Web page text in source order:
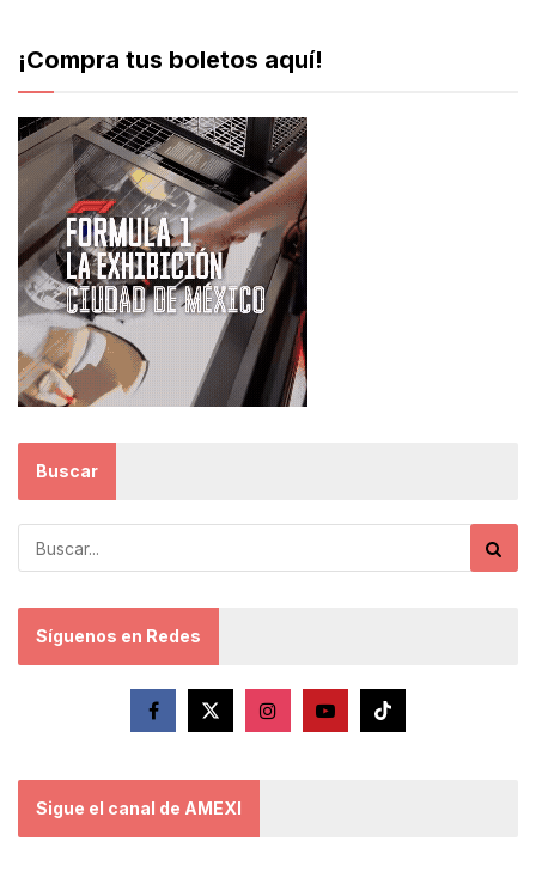
¡Compra tus boletos aquí!
Buscar
Síguenos en Redes
Sigue el canal de AMEXI